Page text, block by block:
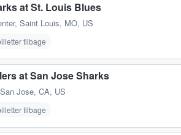
at St. Louis Blues
, Saint Louis, MO, US
tilbage
at San Jose Sharks
San Jose, CA, US
tilbage